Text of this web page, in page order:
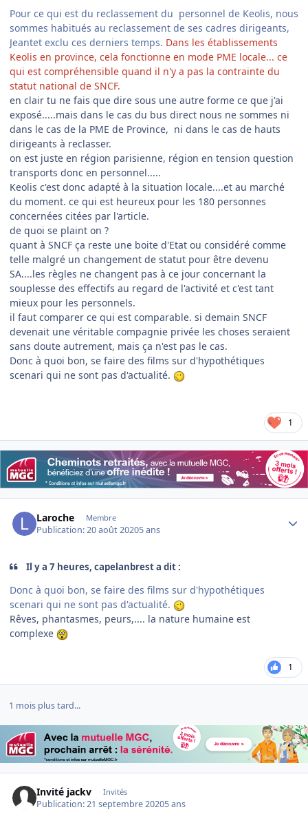
Pour ce qui est du reclassement du personnel de Keolis, nous
sommes habitués au reclassement de ses cadres dirigeants,
Jeantet exclu ces derniers temps. Dans les établissements
Keolis en province, cela fonctionne en mode PME locale... ce
qui est compréhensible quand il n'y a pas la contrainte du
statut national de SNCF.
en clair tu ne fais que dire sous une autre forme ce que j'ai
exposé.....mais dans le cas du bus direct nous ne sommes ni
dans le cas de la PME de Province, ni dans le cas de hauts
dirigeants à reclasser.
on est juste en région parisienne, région en tension question
transports donc en personnel.....
Keolis c'est donc adapté à la situation locale....et au marché
du moment. ce qui est heureux pour les 180 personnes
concernées citées par l'article.
de quoi se plaint on ?
quant à SNCF ça reste une boite d'Etat ou considéré comme
telle malgré un changement de statut pour être devenu
SA....les règles ne changent pas à ce jour concernant la
souplesse des effectifs au regard de l'activité et c'est tant
mieux pour les personnels.
il faut comparer ce qui est comparable. si demain SNCF
devenait une véritable compagnie privée les choses seraient
sans doute autrement, mais ça n'est pas le cas.
Donc à quoi bon, se faire des films sur d'hypothétiques
scenari qui ne sont pas d'actualité.
1
Laroche Membre
Publication:20 août 20205 ans
Il y a 7 heures, capelanbrest a dit :
Donc à quoi bon, se faire des films sur d'hypothétiques
scenari qui ne sont pas d'actualité.
Rêves, phantasmes, peurs,.... la nature humaine est
complexe
1
1 mois plus tard...
Invité jackv Invités
Publication:21 septembre 20205 ans